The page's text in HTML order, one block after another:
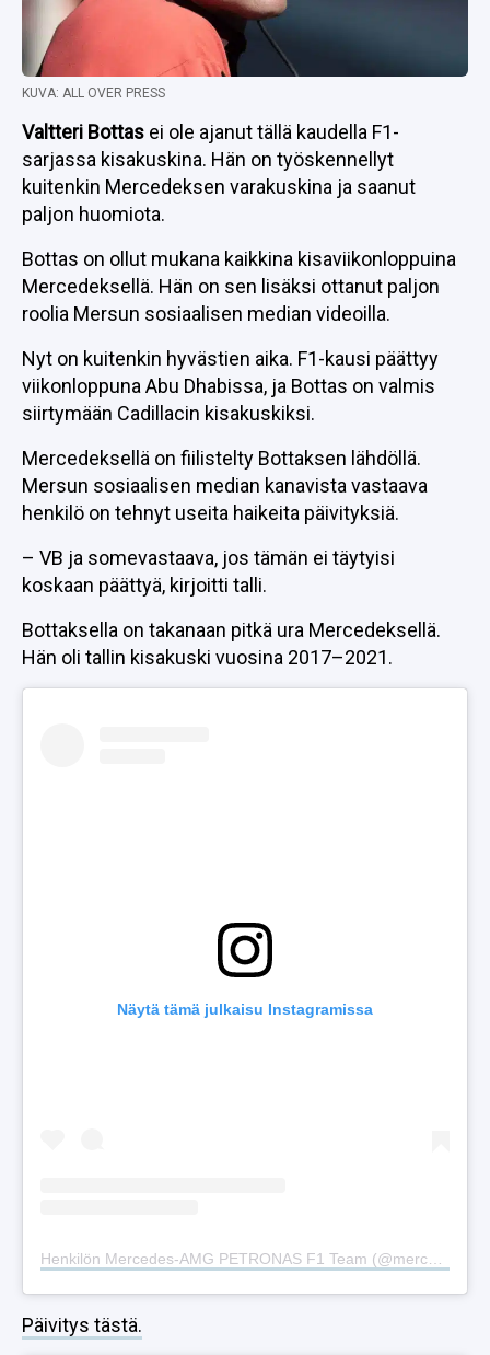
KUVA: ALL OVER PRESS
Valtteri Bottas ei ole ajanut tällä kaudella F1-
sarjassa kisakuskina. Hän on työskennellyt
kuitenkin Mercedeksen varakuskina ja saanut
paljon huomiota.
Bottas on ollut mukana kaikkina kisaviikonloppuina
Mercedeksellä. Hän on sen lisäksi ottanut paljon
roolia Mersun sosiaalisen median videoilla.
Nyt on kuitenkin hyvästien aika. F1-kausi päättyy
viikonloppuna Abu Dhabissa, ja Bottas on valmis
siirtymään Cadillacin kisakuskiksi.
Mercedeksellä on fiilistelty Bottaksen lähdöllä.
Mersun sosiaalisen median kanavista vastaava
henkilö on tehnyt useita haikeita päivityksiä.
– VB ja somevastaava, jos tämän ei täytyisi
koskaan päättyä, kirjoitti talli.
Bottaksella on takanaan pitkä ura Mercedeksellä.
Hän oli tallin kisakuski vuosina 2017–2021.
Näytä tämä julkaisu Instagramissa
Päivitys tästä.